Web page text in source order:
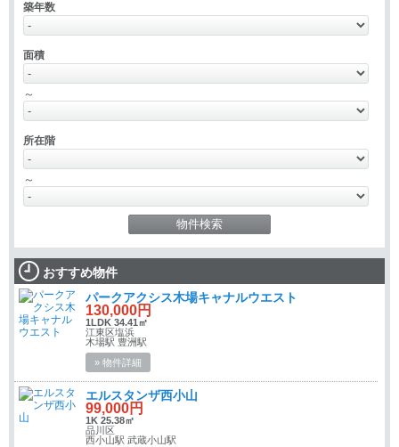
築年数
面積
～
所在階
～
おすすめ物件
パークアクシス木場キャナルウエスト
130,000円
1LDK 34.41㎡
江東区塩浜
木場駅 豊洲駅
» 物件詳細
エルスタンザ西小山
99,000円
1K 25.38㎡
品川区
西小山駅 武蔵小山駅